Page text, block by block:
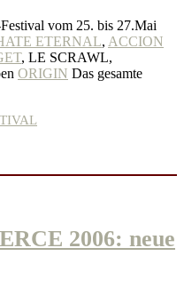
vom 25. bis 27.Mai
ETERNAL, ACCION
, LE SCRAWL,
ORIGIN Das gesamte
2006: neue